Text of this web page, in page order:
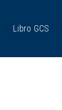
Libro GCS